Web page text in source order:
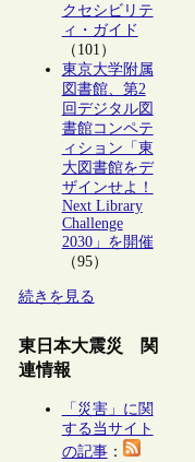
クセシビリテ
ィ・ガイド
（101）
東京大学附属
図書館、第2
回デジタル図
書館コンペテ
ィション「東
大図書館をデ
ザインせよ！
Next Library
Challenge
2030」を開催
（95）
続きを見る
東日本大震災 関
連情報
「災害」に関
する当サイト
の記事：